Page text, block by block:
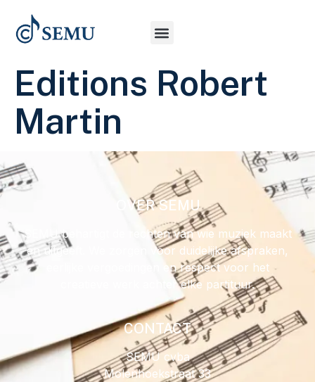
Editions Robert
Martin
OVER SEMU
SEMU behartigt de rechten van wie muziek maakt
en uitgeeft. We zorgen voor duidelijke afspraken,
eerlijke vergoedingen en respect voor het
creatieve werk achter elke partituur.
CONTACT
SEMU cvba
Molenhoekstraat 33